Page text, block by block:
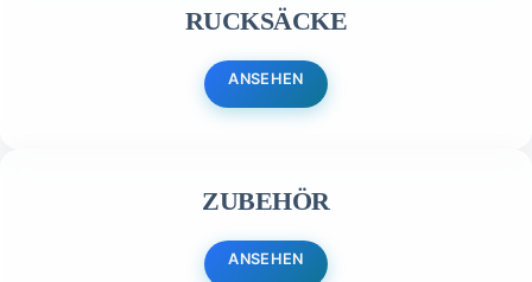
RUCKSÄCKE
ANSEHEN
ZUBEHÖR
ANSEHEN